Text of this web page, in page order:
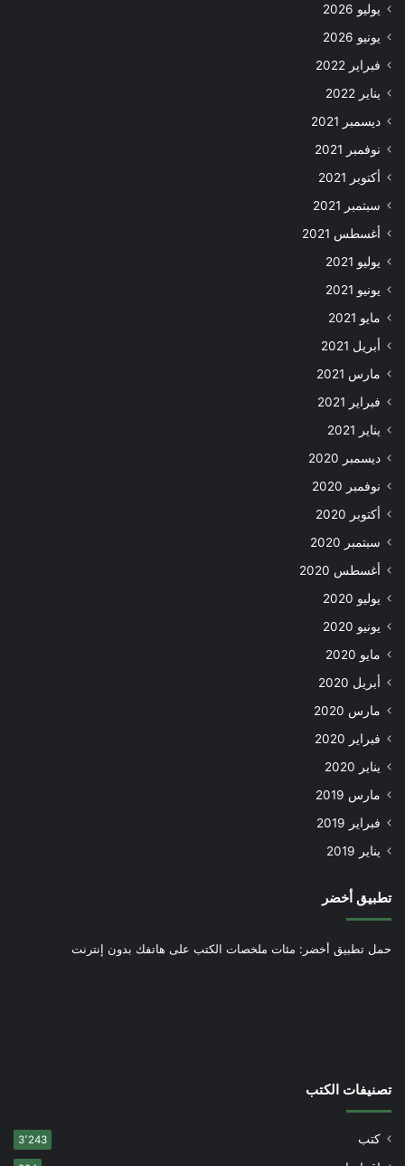
يوليو 2026
يونيو 2026
فبراير 2022
يناير 2022
ديسمبر 2021
نوفمبر 2021
أكتوبر 2021
سبتمبر 2021
أغسطس 2021
يوليو 2021
يونيو 2021
مايو 2021
أبريل 2021
مارس 2021
فبراير 2021
يناير 2021
ديسمبر 2020
نوفمبر 2020
أكتوبر 2020
سبتمبر 2020
أغسطس 2020
يوليو 2020
يونيو 2020
مايو 2020
أبريل 2020
مارس 2020
فبراير 2020
يناير 2020
مارس 2019
فبراير 2019
يناير 2019
تطبيق أخضر
حمل تطبيق أخضر: مئات ملخصات الكتب على هاتفك بدون إنترنت
تصنيفات الكتب
كتب 3٬243